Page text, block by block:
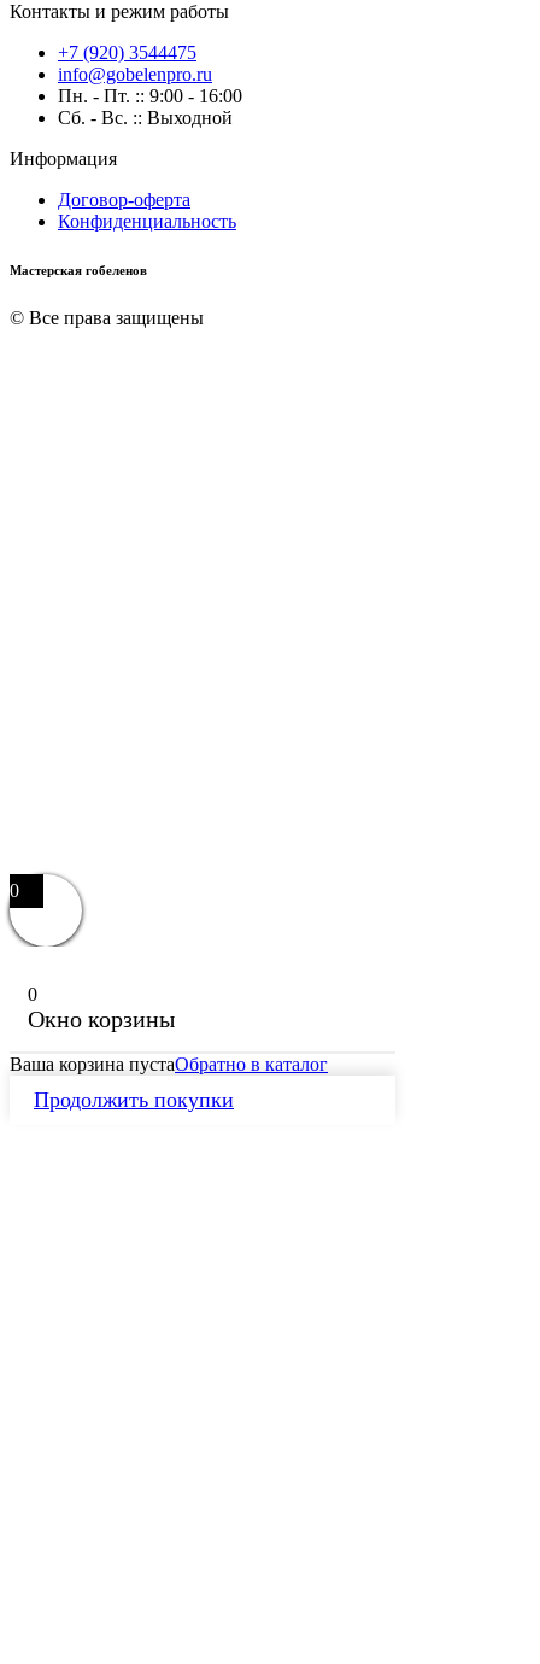
Контакты и режим работы
+7 (920) 3544475
info@gobelenpro.ru
Пн. - Пт. :: 9:00 - 16:00
Сб. - Вс. :: Выходной
Информация
Договор-оферта
Конфиденциальность
Мастерская гобеленов
© Все права защищены
0
0
Окно корзины
Ваша корзина пустаОбратно в каталог
Продолжить покупки